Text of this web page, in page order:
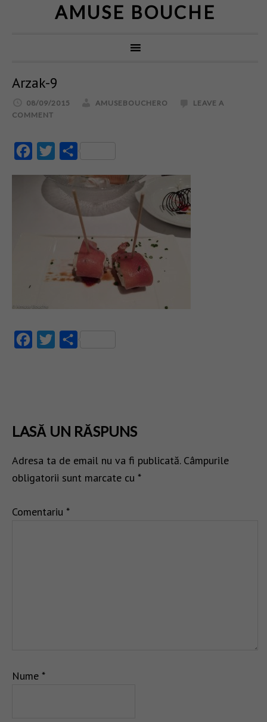
AMUSE BOUCHE
Arzak-9
08/09/2015 AMUSEBOUCHERO
LEAVE A
COMMENT
FacebookTwitter
FacebookTwitter
LASĂ UN RĂSPUNS
Adresa ta de email nu va fi publicată. Câmpurile
obligatorii sunt marcate cu *
Comentariu *
Nume *